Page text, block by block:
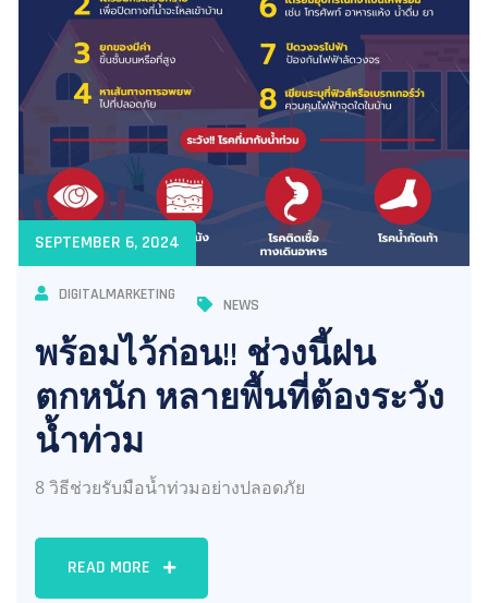
SEPTEMBER 6, 2024
DIGITALMARKETING
NEWS
พร้อมไว้ก่อน!! ช่วงนี้ฝน
ตกหนัก หลายพื้นที่ต้องระวัง
น้ำท่วม
8 วิธีช่วยรับมือน้ำท่วมอย่างปลอดภัย
READ MORE